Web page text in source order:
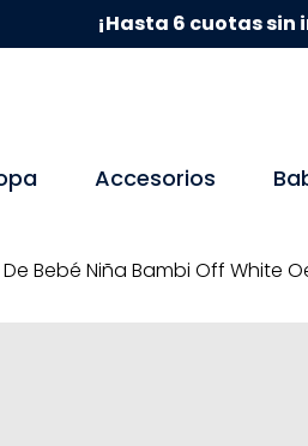
¡Hasta 6 cuotas sin
Accesorios
Bebé Niña Bambi Off White
TÉRMINOS